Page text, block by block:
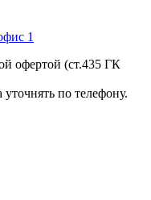
1
офертой (ст.435 ГК
по телефону.